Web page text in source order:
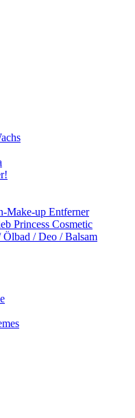
Make-up Entferner
Princess Cosmetic
/ Deo / Balsam